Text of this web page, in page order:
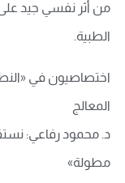
من أثر نفسي جيد
الطبية.
اختصاصيون في
المعالج
د. محمود رفاعي:
مطولة»